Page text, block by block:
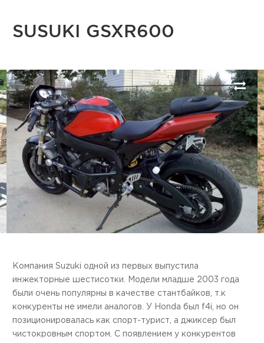
SUSUKI GSXR600
Next
Компания Suzuki одной из первых выпустила
инжекторные шестисотки. Модели младше 2003 года
были очень популярны в качестве стантбайков, т.к
конкуренты не имели аналогов. У Honda был f4i, но он
позиционировалась как спорт-турист, а джиксер был
чистокровным спортом. С появлением у конкурентов